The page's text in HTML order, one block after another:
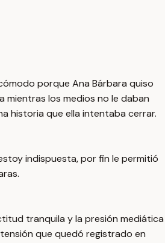
porque Ana Bárbara quiso
mientras los medios no le daban
historia que ella intentaba cerrar.
indispuesta, por fin le permitió
tranquila y la presión mediática
que quedó registrado en